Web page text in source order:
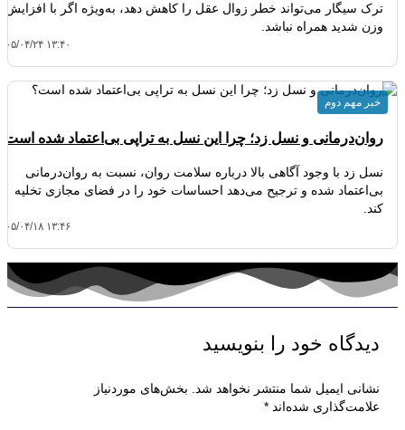
ترک سیگار می‌تواند خطر زوال عقل را کاهش دهد، به‌ویژه اگر با افزایش
وزن شدید همراه نباشد.
۱۴۰۵/۰۴/۲۴
روان‌درمانی و نسل زد؛ چرا این نسل به تراپی بی‌اعتماد شده
نسل زد با وجود آگاهی بالا درباره سلامت روان، نسبت به روان‌درمانی
بی‌اعتماد شده و ترجیح می‌دهد احساسات خود را در فضای مجازی تخلیه
کند.
۱۴۰۵/۰۴/۱۸
خبر مهم دوم
دیدگاه‌ خود را بنویسید
نشانی ایمیل شما منتشر نخواهد شد.
بخش‌های موردنیاز
علامت‌گذاری شده‌اند *